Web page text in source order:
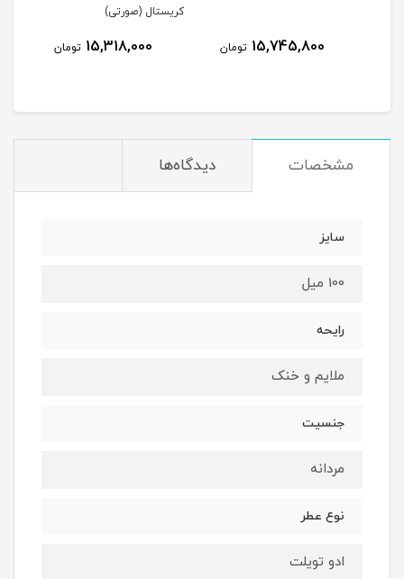
15,745,800 تومان
کریستال (صورتی)
15,318,000 تومان
مشخصات دیدگاه‌ها
سایز
100 میل
رایحه
ملایم و خنک
جنسیت
مردانه
نوع عطر
ادو تویلت